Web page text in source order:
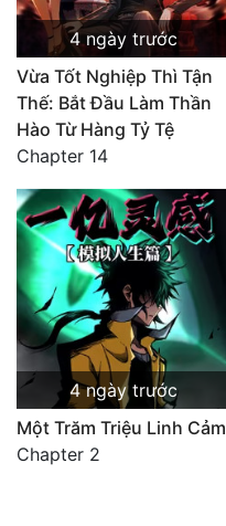
4 ngày trước
Vừa Tốt Nghiệp Thì Tận
Thế: Bắt Đầu Làm Thần
Hào Từ Hàng Tỷ Tệ
Chapter 14
4 ngày trước
Một Trăm Triệu Linh Cảm
Chapter 2